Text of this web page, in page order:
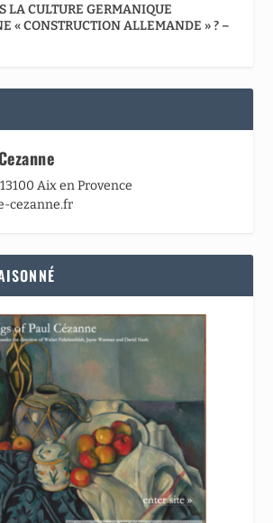
LA CULTURE GERMANIQUE
« CONSTRUCTION ALLEMANDE » ? –
Aix en Provence
cezanne.fr